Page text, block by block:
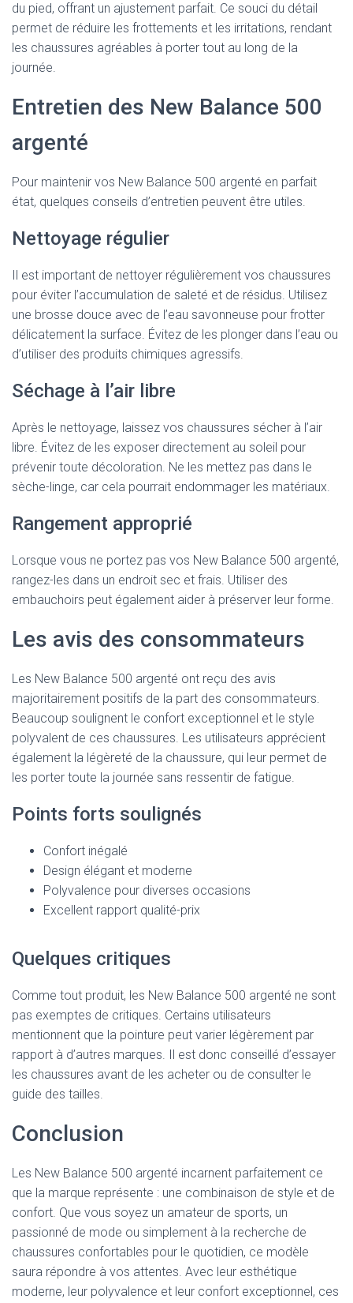
du pied, offrant un ajustement parfait. Ce souci du détail
permet de réduire les frottements et les irritations, rendant
les chaussures agréables à porter tout au long de la
journée.
Entretien des New Balance 500
argenté
Pour maintenir vos New Balance 500 argenté en parfait
état, quelques conseils d’entretien peuvent être utiles.
Nettoyage régulier
Il est important de nettoyer régulièrement vos chaussures
pour éviter l’accumulation de saleté et de résidus. Utilisez
une brosse douce avec de l’eau savonneuse pour frotter
délicatement la surface. Évitez de les plonger dans l’eau ou
d’utiliser des produits chimiques agressifs.
Séchage à l’air libre
Après le nettoyage, laissez vos chaussures sécher à l’air
libre. Évitez de les exposer directement au soleil pour
prévenir toute décoloration. Ne les mettez pas dans le
sèche-linge, car cela pourrait endommager les matériaux.
Rangement approprié
Lorsque vous ne portez pas vos New Balance 500 argenté,
rangez-les dans un endroit sec et frais. Utiliser des
embauchoirs peut également aider à préserver leur forme.
Les avis des consommateurs
Les New Balance 500 argenté ont reçu des avis
majoritairement positifs de la part des consommateurs.
Beaucoup soulignent le confort exceptionnel et le style
polyvalent de ces chaussures. Les utilisateurs apprécient
également la légèreté de la chaussure, qui leur permet de
les porter toute la journée sans ressentir de fatigue.
Points forts soulignés
Confort inégalé
Design élégant et moderne
Polyvalence pour diverses occasions
Excellent rapport qualité-prix
Quelques critiques
Comme tout produit, les New Balance 500 argenté ne sont
pas exemptes de critiques. Certains utilisateurs
mentionnent que la pointure peut varier légèrement par
rapport à d’autres marques. Il est donc conseillé d’essayer
les chaussures avant de les acheter ou de consulter le
guide des tailles.
Conclusion
Les New Balance 500 argenté incarnent parfaitement ce
que la marque représente : une combinaison de style et de
confort. Que vous soyez un amateur de sports, un
passionné de mode ou simplement à la recherche de
chaussures confortables pour le quotidien, ce modèle
saura répondre à vos attentes. Avec leur esthétique
moderne, leur polyvalence et leur confort exceptionnel, ces